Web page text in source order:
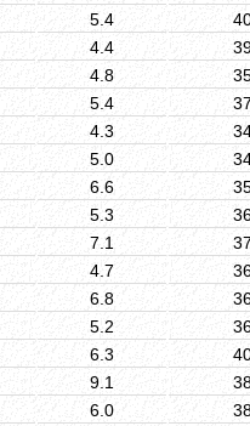
5.4
4.4
4.8
5.4
4.3
5.0
6.6
5.3
7.1
4.7
6.8
5.2
6.3
9.1
6.0